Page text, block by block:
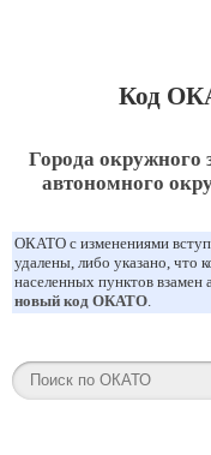
Код
Города
автономного
ОКАТО с изменениями
удалены, либо указано,
населенных пунктов
новый код ОКАТО.